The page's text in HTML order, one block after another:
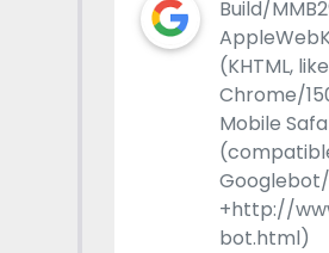
Build/
(KHTML,
Chrome/
Mobile
Googlebot/
+http://
bot.html)